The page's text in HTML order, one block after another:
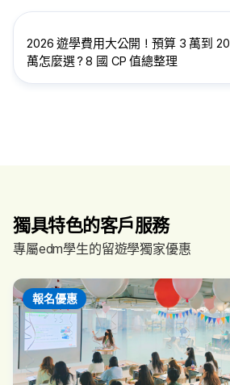
2026 遊學費用大公開！預算 3 萬到 20
萬怎麼選？8 國 CP 值總整理
獨具特色的客戶服務
專屬edm學生的留遊學獨家優惠
報名優惠